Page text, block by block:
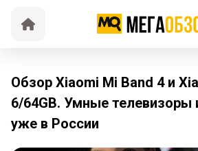
Обзор Xiaomi Mi Band 4 и
6/64GB. Умные телевизоры
уже в России